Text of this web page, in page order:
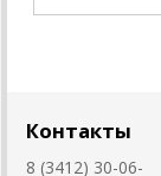
Контакты
8 (3412) 30-06-